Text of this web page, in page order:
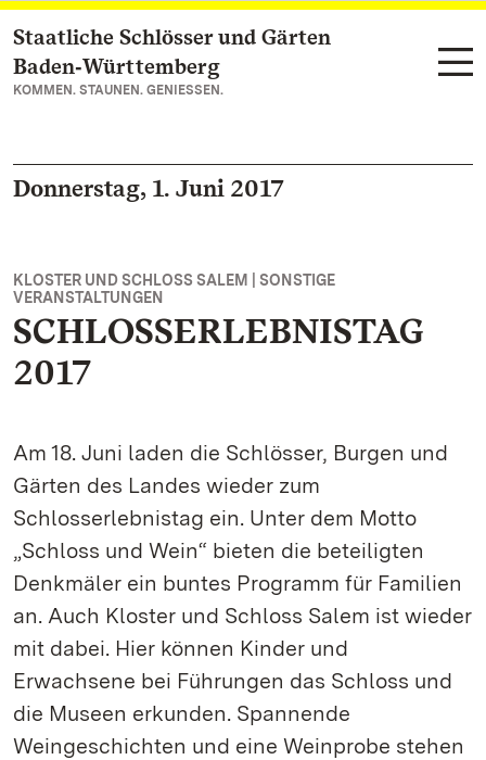
Zum Hauptinhalt springen
Staatliche Schlösser und Gärten
Baden‑Württemberg
KOMMEN. STAUNEN. GENIESSEN.
Donnerstag, 1. Juni 2017
KLOSTER UND SCHLOSS SALEM | SONSTIGE
VERANSTALTUNGEN
SCHLOSSERLEBNISTAG
2017
Am 18. Juni laden die Schlösser, Burgen und
Gärten des Landes wieder zum
Schlosserlebnistag ein. Unter dem Motto
„Schloss und Wein“ bieten die beteiligten
Denkmäler ein buntes Programm für Familien
an. Auch Kloster und Schloss Salem ist wieder
mit dabei. Hier können Kinder und
Erwachsene bei Führungen das Schloss und
die Museen erkunden. Spannende
Weingeschichten und eine Weinprobe stehen